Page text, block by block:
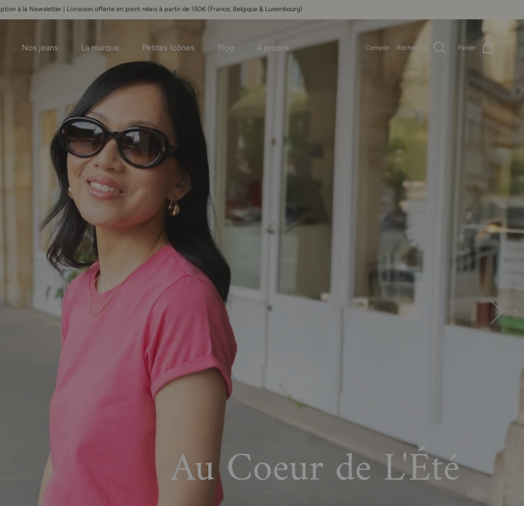
à la Newsletter | Livraison offerte en point relais à partir de 150€ (France, Belgique & Luxembourg)
Nos jeans La marque Petites Icônes Blog A propos Compte Recherche Panier
Au Coeur de L'Été